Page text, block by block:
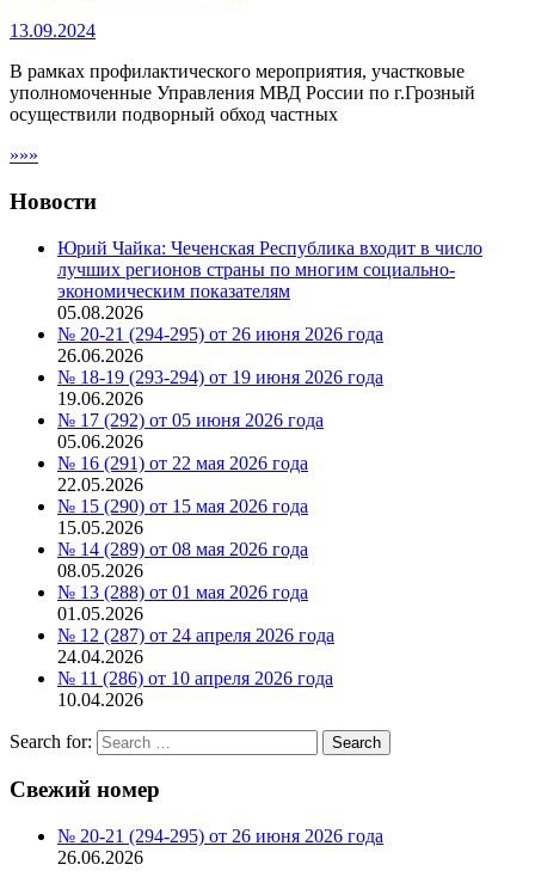
13.09.2024
В рамках профилактического мероприятия, участковые
уполномоченные Управления МВД России по г.Грозный
осуществили подворный обход частных
»»»
Новости
Юрий Чайка: Чеченская Республика входит в число
лучших регионов страны по многим социально-
экономическим показателям
05.08.2026
№ 20-21 (294-295) от 26 июня 2026 года
26.06.2026
№ 18-19 (293-294) от 19 июня 2026 года
19.06.2026
№ 17 (292) от 05 июня 2026 года
05.06.2026
№ 16 (291) от 22 мая 2026 года
22.05.2026
№ 15 (290) от 15 мая 2026 года
15.05.2026
№ 14 (289) от 08 мая 2026 года
08.05.2026
№ 13 (288) от 01 мая 2026 года
01.05.2026
№ 12 (287) от 24 апреля 2026 года
24.04.2026
№ 11 (286) от 10 апреля 2026 года
10.04.2026
Search for: Search
Свежий номер
№ 20-21 (294-295) от 26 июня 2026 года
26.06.2026